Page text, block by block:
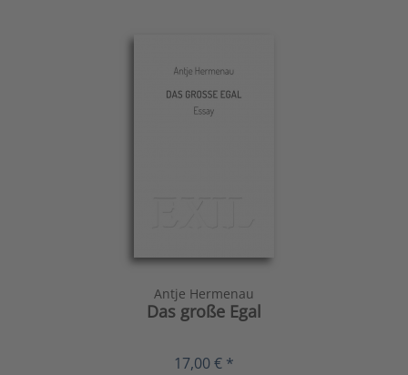
Antje Hermenau
Das große Egal
17,00 € *